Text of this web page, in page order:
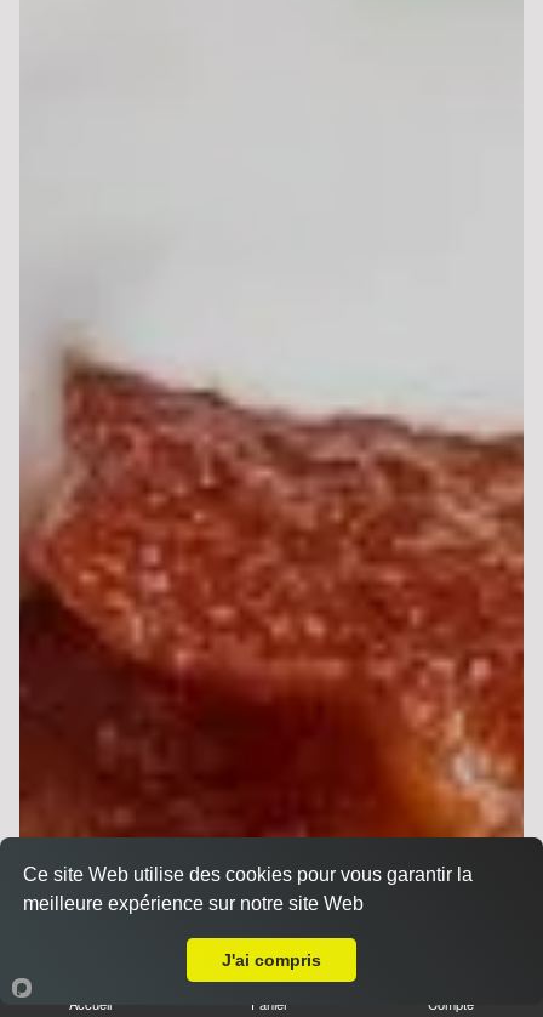
Sandwichs
Accueil Panier Compte
Ce site Web utilise des cookies pour vous garantir la
meilleure expérience sur notre site Web
J'ai compris